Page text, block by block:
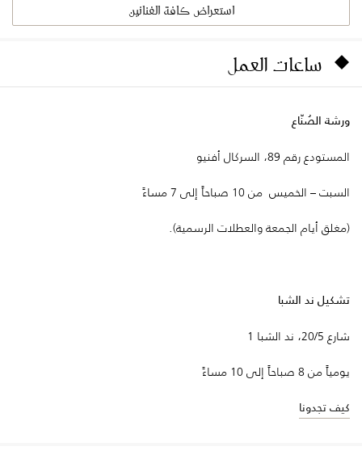
استعراض كافة الفنانين
ساعات العمل
ورشة الصُنّاع
المستودع رقم 89، السركال أفنيو
السبت – الخميس من 10 صباحاً إلى 7 مساءً
(مغلق أيام الجمعة والعطلات الرسمية).
تشكيل ند الشبا
شارع 20/5، ند الشبا 1
يومياً من 8 صباحاً إلى 10 مساءً
كيف تجدونا